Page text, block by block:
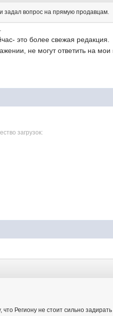
вопрос на прямую продавцам.
это более свежая редакция.
не могут ответить на мои
загрузок:
Региону не стоит сильно задирать